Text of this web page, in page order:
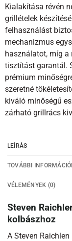
Kialakítása révén
grillételek
felhasználást
mechanizmus
használatot, míg a
tisztítást garantál.
prémium
szeretné
kiváló minőségű
zárható grillrács
LEÍRÁS
TOVÁBBI
VÉLEMÉNYEK (0)
Steven
kolbászhoz
A Steven